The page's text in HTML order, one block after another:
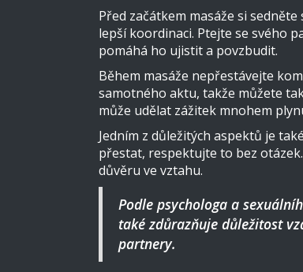
Před začátkem masáže si
lepší koordinaci. Ptejte se svého
pomáhá ho ujistit a povzbudit.
Během masáže nepřestávejte
samotného aktu, takže můžete
může udělat zážitek mnohem
Jedním z důležitých aspektů je
přestat, respektujte to bez
důvěru ve vztahu.
Podle psychologa a
také zdůrazňuje důležitost
partnery.